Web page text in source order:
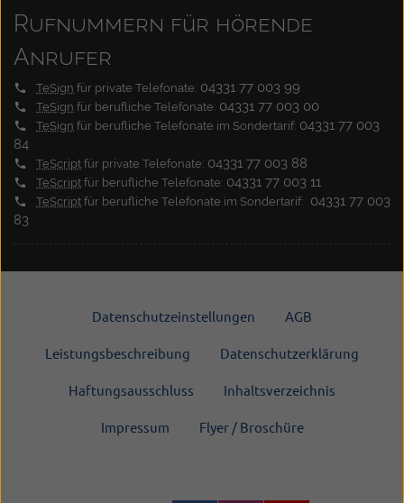
Rufnummern für hörende
Anrufer
TeSign für private Telefonate: 04331 77 003 99
TeSign für berufliche Telefonate: 04331 77 003 00
TeSign für berufliche Telefonate im Sondertarif: 04331 77 003
84
TeScript für private Telefonate: 04331 77 003 88
TeScript für berufliche Telefonate: 04331 77 003 11
TeScript für berufliche Telefonate im Sondertarif: 04331 77 003
83
Datenschutzeinstellungen AGB
Leistungsbeschreibung Datenschutzerklärung
Haftungsausschluss Inhaltsverzeichnis
Impressum Flyer / Broschüre